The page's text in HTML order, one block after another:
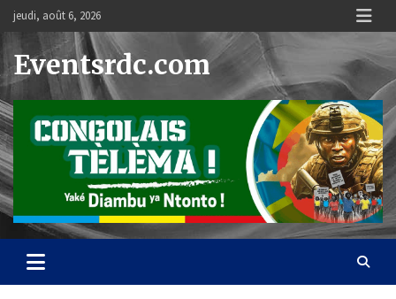
Skip
content
jeudi, août 6, 2026
Eventsrdc.com